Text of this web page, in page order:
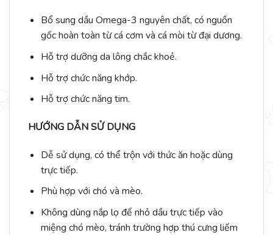
Bổ sung dầu Omega-3 nguyên chất, có nguồn
gốc hoàn toàn từ cá cơm và cá mòi từ đại dương.
Hỗ trợ dưỡng da lông chắc khoẻ.
Hỗ trợ chức năng khớp.
Hỗ trợ chức năng tim.
HƯỚNG DẪN SỬ DỤNG
Dễ sử dụng, có thể trộn với thức ăn hoặc dùng
trực tiếp.
Phù hợp với chó và mèo.
Không dùng nắp lọ để nhỏ dầu trực tiếp vào
miệng chó mèo, tránh trường hợp thú cưng liếm